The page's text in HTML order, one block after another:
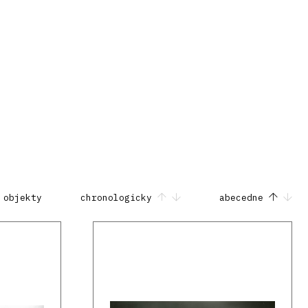
objekty chronologicky abecedne